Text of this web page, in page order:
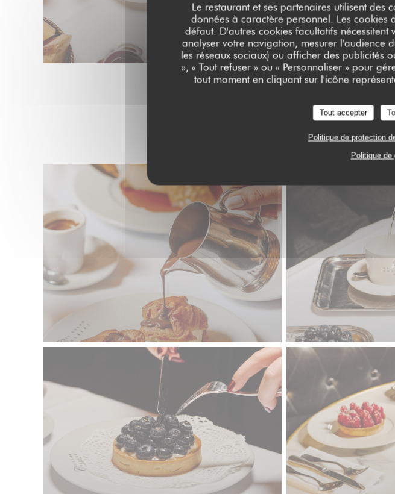
Le restaurant et ses partenaires utilisent
données à caractère personnel. Les cookies
défaut. D'autres cookies facultatifs
analyser votre navigation, mesurer l'audience
les réseaux sociaux) ou afficher des publicités
», « Tout refuser » ou « Personnaliser » pour
tout moment en cliquant sur l'icône
Tout accepter
Politique de protection
Politique de
LE